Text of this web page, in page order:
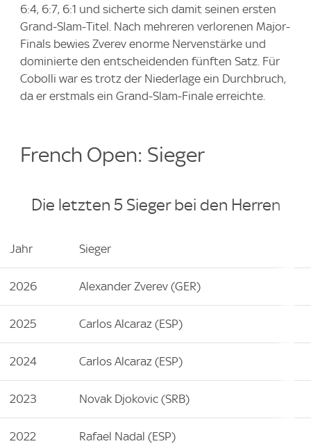
6:4, 6:7, 6:1 und sicherte sich damit seinen ersten
Grand-Slam-Titel. Nach mehreren verlorenen Major-
Finals bewies Zverev enorme Nervenstärke und
dominierte den entscheidenden fünften Satz. Für
Cobolli war es trotz der Niederlage ein Durchbruch,
da er erstmals ein Grand-Slam-Finale erreichte.
French Open: Sieger
Die letzten 5 Sieger bei den Herren
Jahr Sieger
2026 Alexander Zverev (GER)
2025 Carlos Alcaraz (ESP)
2024 Carlos Alcaraz (ESP)
2023 Novak Djokovic (SRB)
2022 Rafael Nadal (ESP)